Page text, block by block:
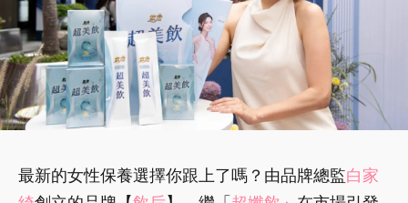
最新的女性保養選擇你跟上了嗎？由品牌總監白家